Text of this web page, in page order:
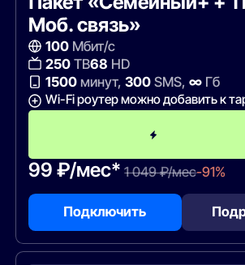
Моб. связь»
100Мбит/с
250ТВ68 HD
1500минут, 300SMS, ∞Гб
Wi-Fi роутер можно добавить к
99 ₽/мес* 1 049 ₽/мес-91%
Подключить